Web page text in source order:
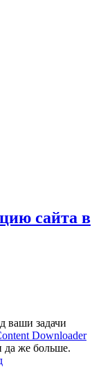
сайта в
ваши задачи
Downloader
да же больше.